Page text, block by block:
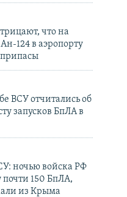
что на
124 в аэропорту
ВСУ отчитались об
запусков БпЛА в
ночью войска РФ
150 БпЛА,
из Крыма